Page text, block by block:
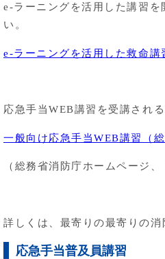
e-ラーニングを活用した講習
い。
e-ラーニングを活用した救命講
応急手当WEB講習を受講され
一般向け応急手当WEB講習（総
（総務省消防庁ホームページ
詳しくは、最寄りの最寄りの
応急手当普及員講習